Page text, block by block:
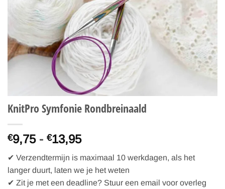
KnitPro Symfonie Rondbreinaald
€9,75- €13,95
✔ Verzendtermijn is maximaal 10 werkdagen, als het
langer duurt, laten we je het weten
✔ Zit je met een deadline? Stuur een email voor overleg